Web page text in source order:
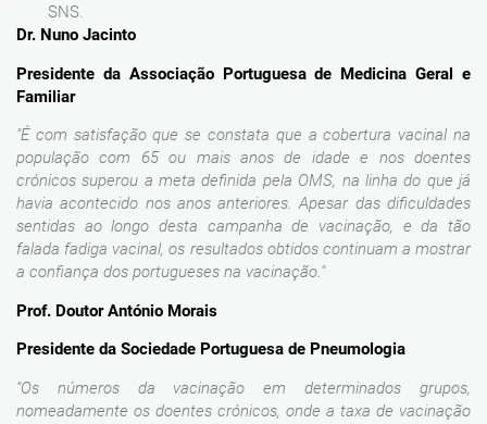
SNS.
Dr. Nuno Jacinto
Presidente da Associação Portuguesa de Medicina Geral e
Familiar
"É com satisfação que se constata que a cobertura vacinal na
população com 65 ou mais anos de idade e nos doentes
crónicos superou a meta definida pela OMS, na linha do que já
havia acontecido nos anos anteriores. Apesar das dificuldades
sentidas ao longo desta campanha de vacinação, e da tão
falada fadiga vacinal, os resultados obtidos continuam a mostrar
a confiança dos portugueses na vacinação."
Prof. Doutor António Morais
Presidente da Sociedade Portuguesa de Pneumologia
"Os números da vacinação em determinados grupos,
nomeadamente os doentes crónicos, onde a taxa de vacinação